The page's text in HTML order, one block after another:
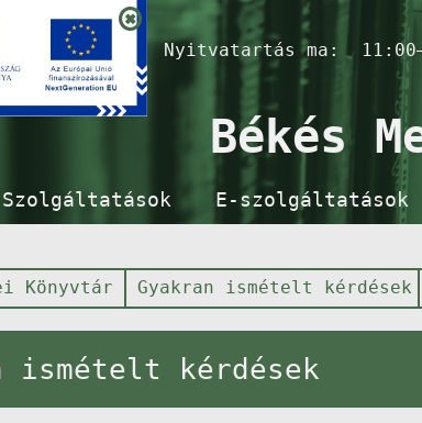
Nyitvatartás ma:
Békés
Szolgáltatások E-szolgáltatások
Könyvtár Gyakran ismételt kérdések
ismételt kérdések